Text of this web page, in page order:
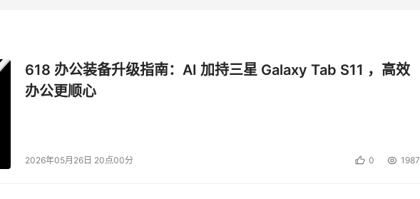
618 办公装备升级指南：AI 加持三星 Galaxy Tab S11 ，高效
办公更顺心
2026年05月26日 20点00分 0 1987